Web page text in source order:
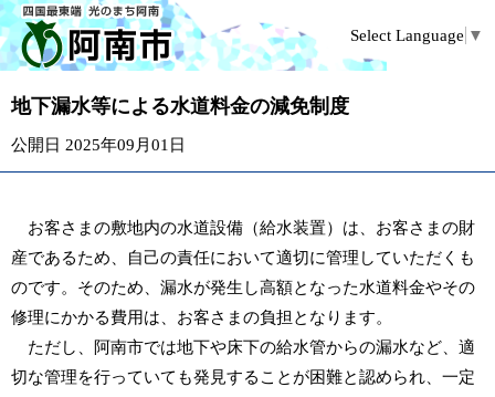
Select Language ▼
地下漏水等による水道料金の減免制度
公開日 2025年09月01日
お客さまの敷地内の水道設備（給水装置）は、お客さまの財
産であるため、自己の責任において適切に管理していただくも
のです。 そのため、漏水が発生し高額となった水道料金やその
修理にかかる費用は、お客さまの負担となります。
ただし、阿南市では地下や床下の給水管からの漏水など、適
切な管理を行っていても発見することが困難と認められ、 一定